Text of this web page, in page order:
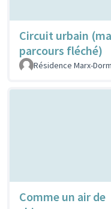
Circuit urbain
parcours fléché)
Résidence Marx-
Comme un air de